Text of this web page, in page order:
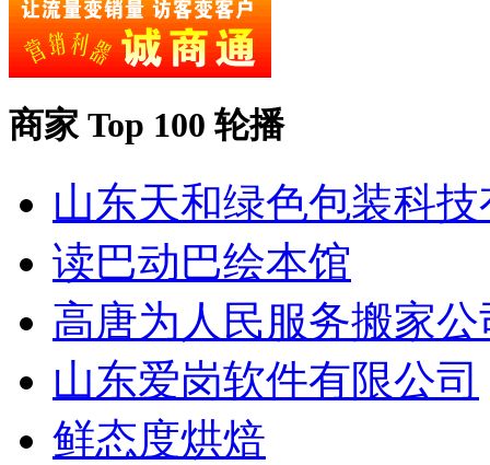
商家 Top 100 轮播
山东天和绿色包装科
读巴动巴绘本馆
高唐为人民服务搬家公
山东爱岗软件有限公司
鲜态度烘焙